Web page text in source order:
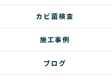
カビ菌検査
施工事例
ブログ